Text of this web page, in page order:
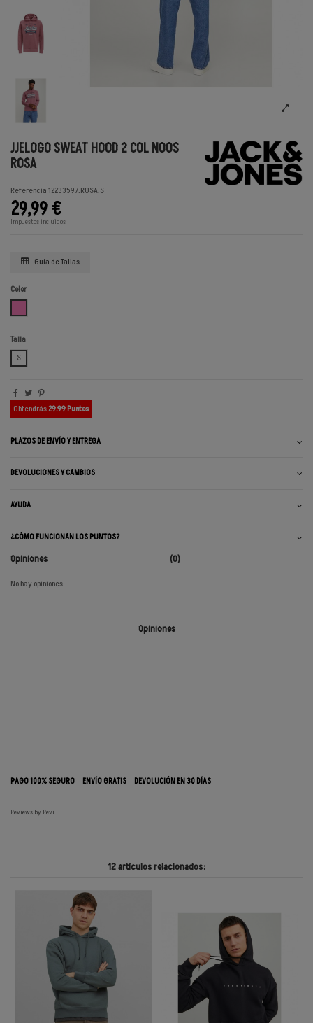
JJELOGO SWEAT HOOD 2 COL NOOS
ROSA
Referencia12233597.ROSA.S
29,99 €
Impuestos incluidos
Guía de Tallas
Color
Talla
S
Obtendrás29.99 Puntos
PLAZOS DE ENVÍO Y ENTREGA
DEVOLUCIONES Y CAMBIOS
AYUDA
¿CÓMO FUNCIONAN LOS PUNTOS?
Opiniones (0)
No hay opiniones
Opiniones
PAGO 100% SEGURO ENVÍO GRATIS DEVOLUCIÓN EN 30 DÍAS
Reviews by Revi
12 artículos relacionados: